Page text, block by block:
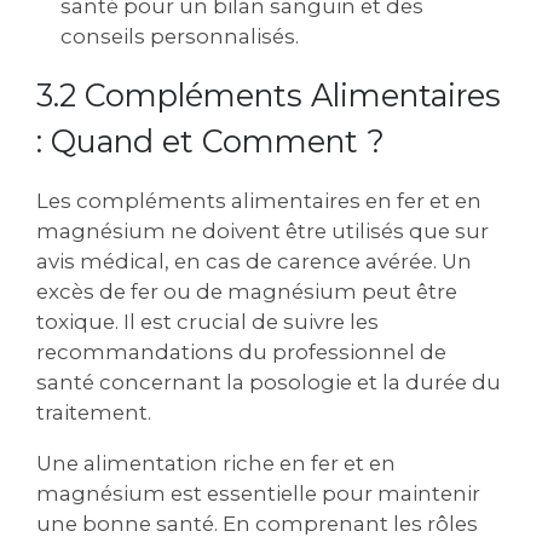
santé pour un bilan sanguin et des
conseils personnalisés.
3.2 Compléments Alimentaires
: Quand et Comment ?
Les compléments alimentaires en fer et en
magnésium ne doivent être utilisés que sur
avis médical‚ en cas de carence avérée. Un
excès de fer ou de magnésium peut être
toxique. Il est crucial de suivre les
recommandations du professionnel de
santé concernant la posologie et la durée du
traitement.
Une alimentation riche en fer et en
magnésium est essentielle pour maintenir
une bonne santé. En comprenant les rôles